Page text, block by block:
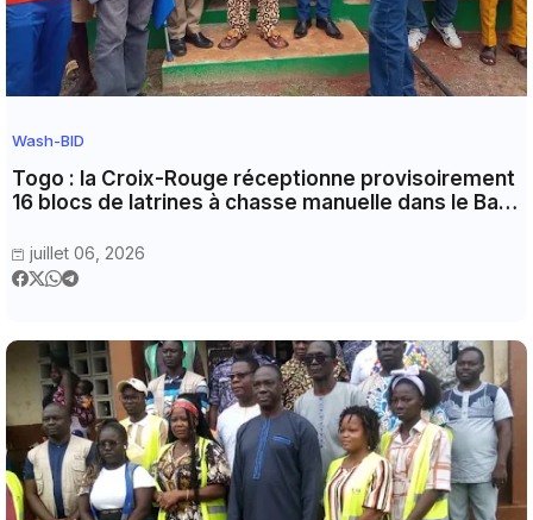
Wash-BID
Togo : la Croix-Rouge réceptionne provisoirement
16 blocs de latrines à chasse manuelle dans le Bas-
juillet 06, 2026